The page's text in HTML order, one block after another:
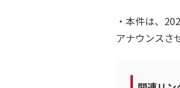
・本件は、
アナウンスさ